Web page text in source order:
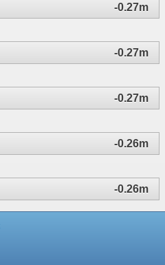
-0.27m
-0.27m
-0.27m
-0.26m
-0.26m